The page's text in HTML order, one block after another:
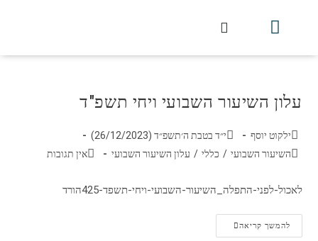
עלון השיעור השבועי ויחי תשפ"ד
ילקוט יוסף
י״ד בטבת ה׳תשפ״ד (26/12/2023)
השיעור השבועי / כללי / עלון השיעור השבועי אין תגובות
לאכול-לפני-התפלה_השיעור-השבועי-ויחי-תשפד-425הורד
להמשך קריאה